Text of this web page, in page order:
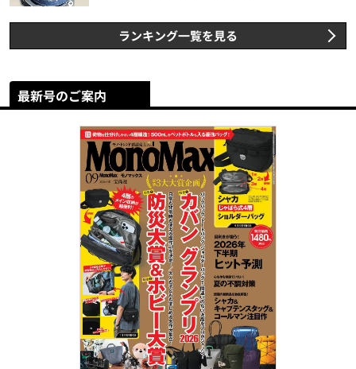
ランキング一覧を見る
最新号のご案内